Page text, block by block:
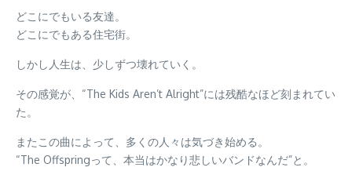
どこにでもいる友達。
どこにでもある住宅街。
しかし人生は、少しずつ壊れていく。
その感覚が、“The Kids Aren’t Alright”には残酷なほど刻まれてい
た。
またこの曲によって、多くの人々は気づき始める。
“The Offspringって、本当はかなり悲しいバンドなんだ”と。